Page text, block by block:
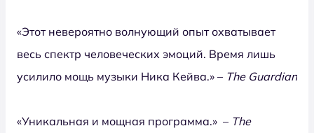
«Этот невероятно волнующий опыт охватывает
весь спектр человеческих эмоций. Время лишь
усилило мощь музыки Ника Кейва.» – The Guardian
«Уникальная и мощная программа.» – The